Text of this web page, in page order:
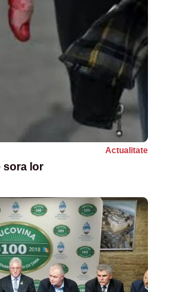
Actualitate
sora lor